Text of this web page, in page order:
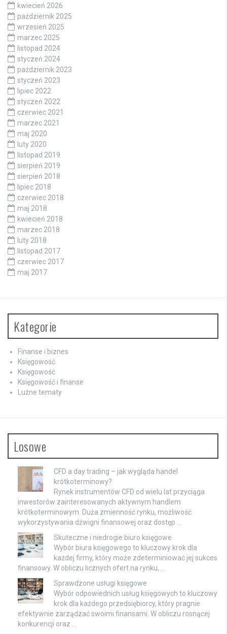
kwiecień 2026
październik 2025
wrzesień 2025
marzec 2025
listopad 2024
styczeń 2024
październik 2023
styczeń 2023
lipiec 2022
styczeń 2022
czerwiec 2021
marzec 2021
maj 2020
luty 2020
listopad 2019
sierpień 2019
sierpień 2018
lipiec 2018
czerwiec 2018
maj 2018
kwiecień 2018
marzec 2018
luty 2018
listopad 2017
czerwiec 2017
maj 2017
Kategorie
Finanse i biznes
Księgowość
Księgowość
Księgowość i finanse
Luźne tematy
Losowe
CFD a day trading – jak wygląda handel
krótkoterminowy?
Rynek instrumentów CFD od wielu lat przyciąga
inwestorów zainteresowanych aktywnym handlem
krótkoterminowym. Duża zmienność rynku, możliwość
wykorzystywania dźwigni finansowej oraz dostęp …
Skuteczne i niedrogie biuro księgowe
Wybór biura księgowego to kluczowy krok dla
każdej firmy, który może zdeterminiować jej sukces
finansowy. W obliczu licznych ofert na rynku, …
Sprawdzone usługi księgowe
Wybór odpowiednich usług księgowych to kluczowy
krok dla każdego przedsiębiorcy, który pragnie
efektywnie zarządzać swoimi finansami. W obliczu rosnącej
konkurencji oraz …